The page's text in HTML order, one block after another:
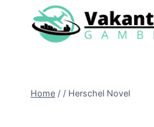
Doorgaan
Home / / Herschel Novel